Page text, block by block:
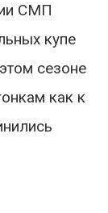
СМП
купе
сезоне
как к